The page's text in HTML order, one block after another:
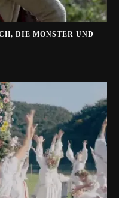
DIE MONSTER UND